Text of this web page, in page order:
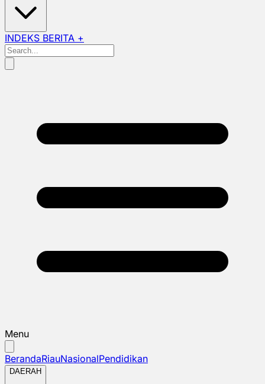
INDEKS BERITA +
Menu
BerandaRiauNasionalPendidikan
DAERAH